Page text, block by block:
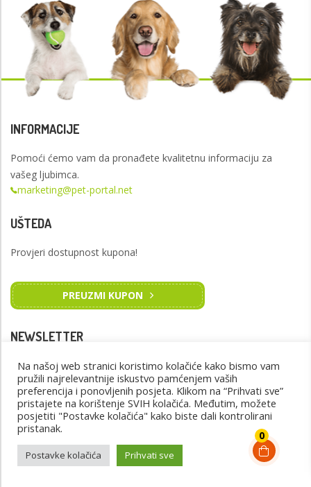
0
INFORMACIJE
Pomoći ćemo vam da pronađete kvalitetnu informaciju za
vašeg ljubimca.
marketing@pet-portal.net
UŠTEDA
Provjeri dostupnost kupona!
PREUZMI KUPON
NEWSLETTER
Prijavite se na naš newsletter kako biste primali novosti
PRIJAVI SE
Na našoj web stranici koristimo kolačiće kako bismo vam
pružili najrelevantnije iskustvo pamćenjem vaših
preferencija i ponovljenih posjeta. Klikom na “Prihvati sve”
pristajete na korištenje SVIH kolačića. Međutim, možete
posjetiti "Postavke kolačića" kako biste dali kontrolirani
pristanak.
Postavke kolačića Prihvati sve